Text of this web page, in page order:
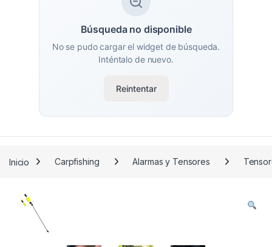
Búsqueda no disponible
No se pudo cargar el widget de búsqueda.
Inténtalo de nuevo.
Reintentar
Inicio Carpfishing Alarmas y Tensores